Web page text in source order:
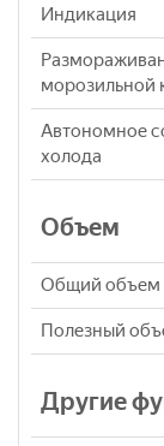
Индикация
морозильной
Автономное
холода
Объем
Общий объем
Полезный
Другие